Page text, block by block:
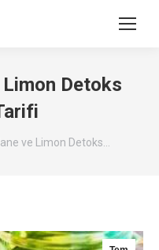
Limon Detoks
ve Limon Detoks…